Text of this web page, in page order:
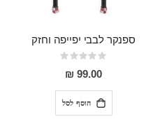
ספנקר לבבי יפייפה וחזק
Rating:
0%
99.00 ₪
הוסף לסל